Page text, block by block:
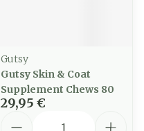
Gutsy
Gutsy Skin & Coat
Supplement Chews 80
29,95 €